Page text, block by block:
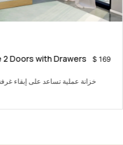
2 Doors with Drawers 169
$
خزانة عملية تساعد على إبقاء